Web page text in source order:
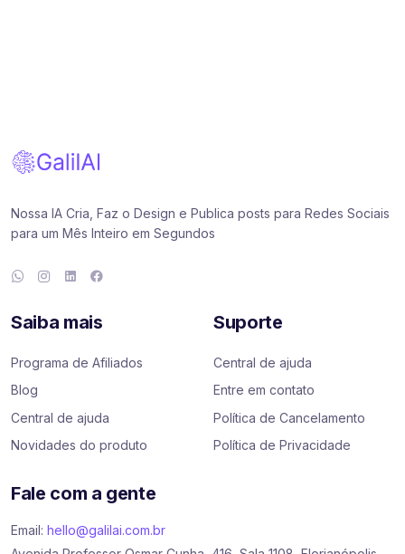
Nossa IA Cria, Faz o Design e Publica posts para Redes Sociais
para um Mês Inteiro em Segundos
Saiba mais
Programa de Afiliados
Blog
Central de ajuda
Novidades do produto
Suporte
Central de ajuda
Entre em contato
Política de Cancelamento
Política de Privacidade
Fale com a gente
Email: hello@galilai.com.br